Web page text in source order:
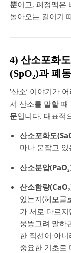
뿐이고, 폐정맥은
돌아오는 길이기
4) 산소포화
(SpO₂)과 폐
‘산소’ 이야기가
서 산소를 말할 때
문입니다. 대표적
산소포화도
마나 붙잡고
산소분압
산소함량
있는지(헤모글
가 서로 다르지
뭉뚱그려 말하
한 직선이 아
중요한 기초로